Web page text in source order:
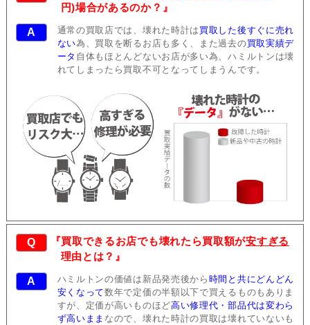
円)場合があるのか？』
A 通常の買取店では、壊れた時計は 買取した後すぐに売れ
ない為、買取を断るお店も多く、また過去の買取実績デ
ータ 自体もほとんどないお店が多い為、ハミルトンは壊
れてしまったら買取不可となってしまうんです。
Q 『買取できるお店でも壊れたら買取額が安すぎる
理由とは？』
A ハミルトンの価値は新品発売後から 時間と共にどんどん
安くなって数年で定価の半額以下で買えるものもありま
すが、定価が高いものほど高い修理代・部品代は変わら
ず高いまま なので、壊れた時計の買取は壊れていないも